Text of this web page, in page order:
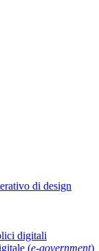
di design
digitali
(e-government)